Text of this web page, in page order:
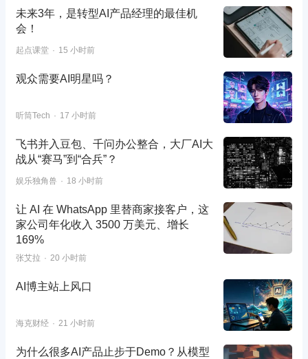
未来3年，是转型AI产品经理的最佳机
会！
起点课堂 15 小时前
观众需要AI明星吗？
听筒Tech 17 小时前
飞书并入豆包、千问办公整合，大厂AI大
战从“赛马”到“合兵”？
娱乐独角兽 18 小时前
让 AI 在 WhatsApp 里替商家接客户，这
家公司年化收入 3500 万美元、增长
169%
张艾拉 20 小时前
AI博主站上风口
海克财经 21 小时前
为什么很多AI产品止步于Demo？从模型